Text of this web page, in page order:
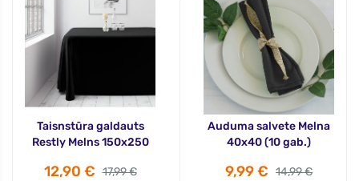
Taisnstūra galdauts
Restly Melns 150x250
12,90 € 17,99 €
Auduma salvete Melna
40x40 (10 gab.)
9,99 € 14,99 €